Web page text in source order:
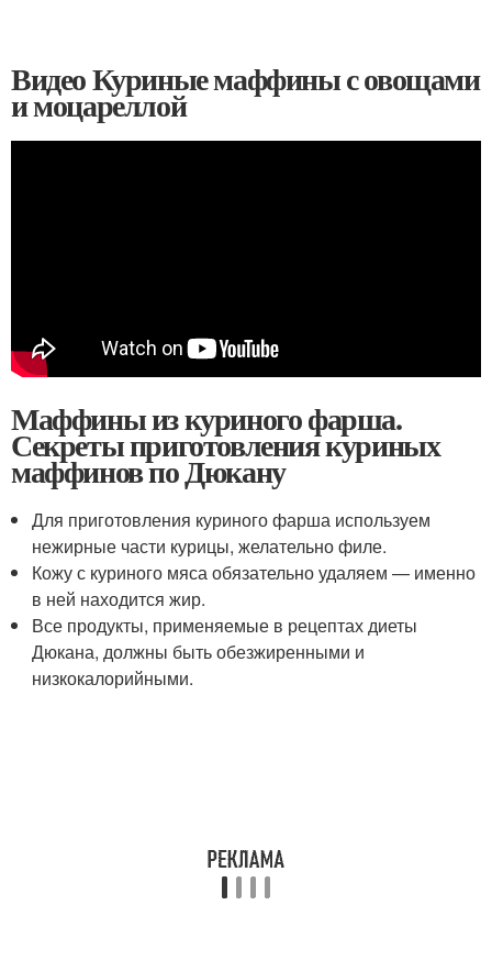
Видео Куриные маффины с овощами
и моцареллой
Маффины из куриного фарша.
Секреты приготовления куриных
маффинов по Дюкану
Для приготовления куриного фарша используем
нежирные части курицы, желательно филе.
Кожу с куриного мяса обязательно удаляем — именно
в ней находится жир.
Все продукты, применяемые в рецептах диеты
Дюкана, должны быть обезжиренными и
низкокалорийными.